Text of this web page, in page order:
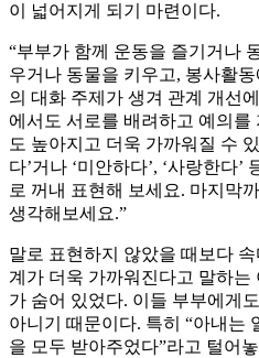
이 넓어지게 되기 마련이다.
“부부가 함께 운동을 즐기거나
우거나 동물을 키우고, 봉사활
의 대화 주제가 생겨 관계 개선
에서도 서로를 배려하고 예의를
도 높아지고 더욱 가까워질 수
다’거나 ‘미안하다’, ‘사랑한다
로 꺼내 표현해 보세요. 마지막
생각해보세요.”
말로 표현하지 않았을 때보다
계가 더욱 가까워진다고 말하는
가 숨어 있었다. 이들 부부에게
아니기 때문이다. 특히 “아내는
을 모두 받아주었다”라고 털어